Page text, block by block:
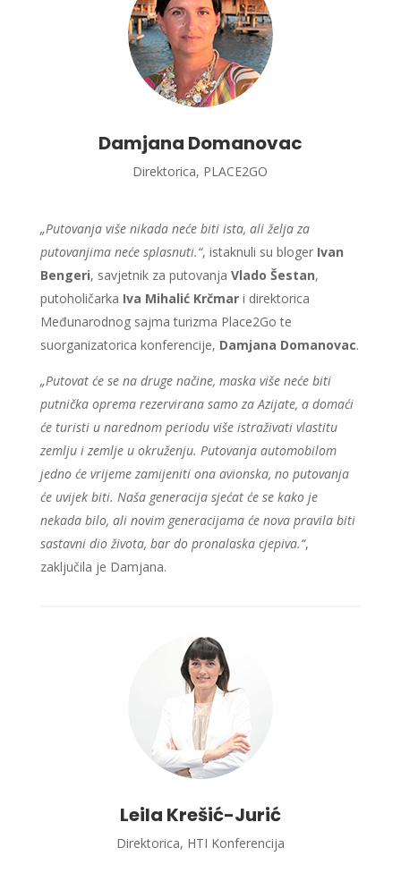
Damjana Domanovac
Direktorica, PLACE2GO
„Putovanja više nikada neće biti ista, ali želja za
putovanjima neće splasnuti.“, istaknuli su bloger Ivan
Bengeri, savjetnik za putovanja Vlado Šestan,
putoholičarka Iva Mihalić Krčmari direktorica
Međunarodnog sajma turizma Place2Go te
suorganizatorica konferencije, Damjana Domanovac.
„Putovat će se na druge načine, maska više neće biti
putnička oprema rezervirana samo za Azijate, a domaći
će turisti u narednom periodu više istraživati vlastitu
zemlju i zemlje u okruženju. Putovanja automobilom
jedno će vrijeme zamijeniti ona avionska, no putovanja
će uvijek biti. Naša generacija sjećat će se kako je
nekada bilo, ali novim generacijama će nova pravila biti
sastavni dio života, bar do pronalaska cjepiva.“,
zaključila je Damjana.
Leila Krešić-Jurić
Direktorica, HTI Konferencija